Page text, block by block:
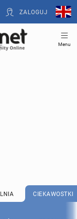
ZALOGUJ
Menu
CIEKAWOSTKI